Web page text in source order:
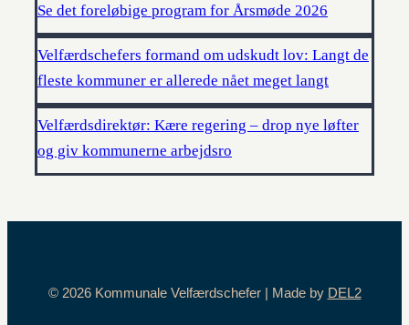
Se det foreløbige program for Årsmøde 2026
Velfærdschefers formand om udskudt lov: Langt de
fleste kommuner er allerede nået meget langt
Velfærdsdirektør: Kære regering – drop nye løfter
og giv kommunerne arbejdsro
© 2026 Kommunale Velfærdschefer | Made by DEL2